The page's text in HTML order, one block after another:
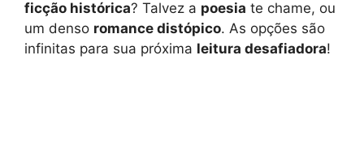
ficção histórica? Talvez a poesia te chame, ou
um denso romance distópico. As opções são
infinitas para sua próxima leitura desafiadora!